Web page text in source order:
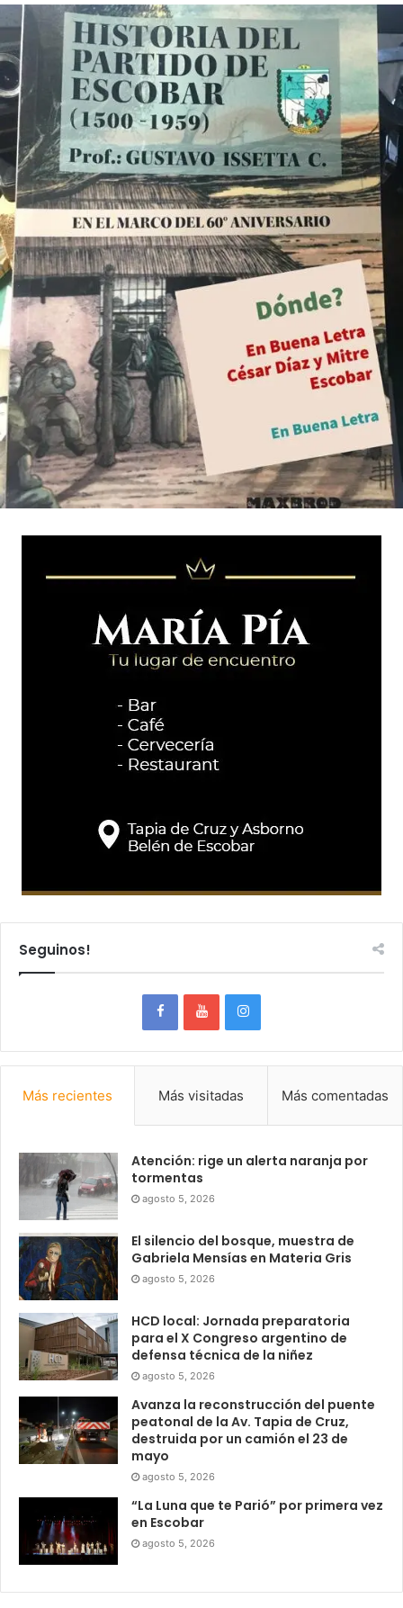
Seguinos!
Más recientes Más visitadas Más comentadas
Atención: rige un alerta naranja por
tormentas
agosto 5, 2026
El silencio del bosque, muestra de
Gabriela Mensías en Materia Gris
agosto 5, 2026
HCD local: Jornada preparatoria
para el X Congreso argentino de
defensa técnica de la niñez
agosto 5, 2026
Avanza la reconstrucción del puente
peatonal de la Av. Tapia de Cruz,
destruida por un camión el 23 de
mayo
agosto 5, 2026
“La Luna que te Parió” por primera vez
en Escobar
agosto 5, 2026